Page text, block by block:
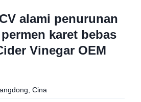
alami penurunan
karet bebas
Vinegar OEM
Cina